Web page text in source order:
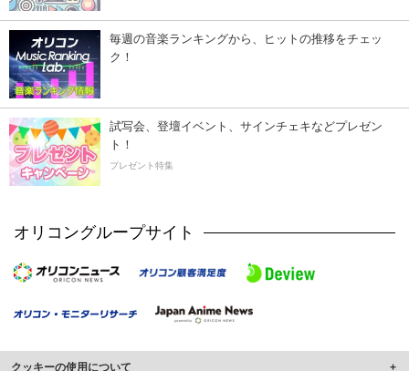
毎週の音楽ランキングから、ヒットの推移をチェッ
ク！
試写会、登壇イベント、サインチェキなどプレゼン
ト！
プレゼント特集
オリコングループサイト
クッキーの使用について